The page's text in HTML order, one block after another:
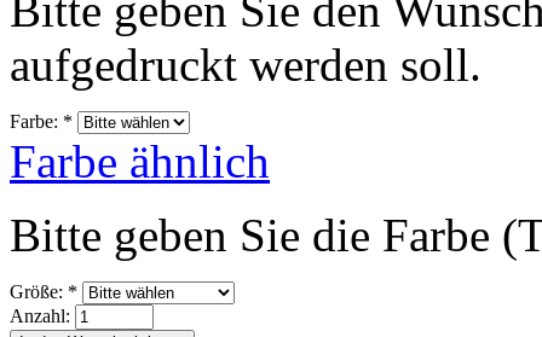
Bitte geben Sie den
aufgedruckt werden soll.
Farbe: *
Farbe ähnlich
Bitte geben Sie die Farbe
Größe: *
Anzahl: